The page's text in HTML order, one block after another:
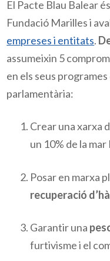
El Pacte Blau Balear
Fundació Marilles i
empreses i entitats.
assumeixin 5
en els seus
parlamentària:
Crear una xarxa
un 10% de la mar
Posar en marxa
recuperació
Garantir una
furtivisme i el